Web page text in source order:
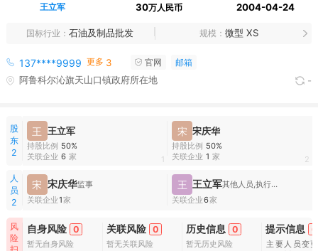
王立军
30万人民币 2004-04-24
国标行业 石油及制品批发 规模 微型 XS
137****9999 更多 3 官网 邮箱
阿鲁科尔沁旗天山口镇政府所在地 -
股
东
2
王 王立军
持股比例 50%
关联企业 6 家 1
宋 宋庆华
持股比例 50%
关联企业 1 家 2
人
员
2
宋 宋庆华监事
关联企业1家
王 王立军
其他人员,执行董事兼总经理
关联企业6家
风
险
自身风险 0
暂无自身风险
关联风险 0
暂无关联风险
历史信息 0
暂无历史风险
提示信息 6
主要人员变